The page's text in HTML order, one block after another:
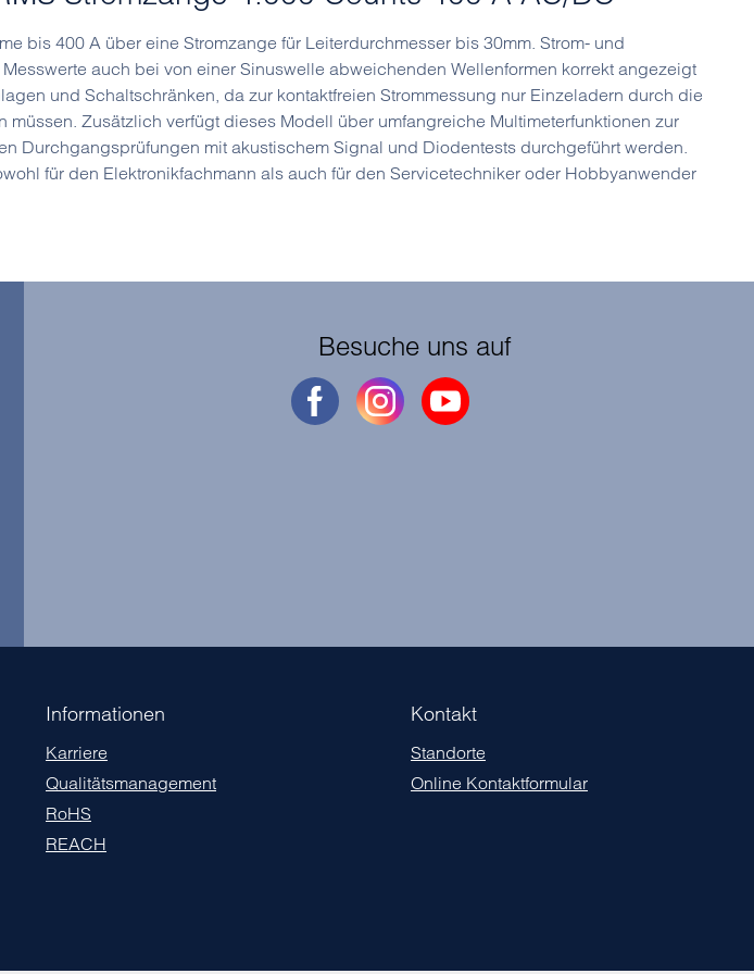
bis 400 A über eine Stromzange für Leiterdurchmesser bis 30mm. Strom- und
auch bei von einer Sinuswelle abweichenden Wellenformen korrekt angezeigt
und Schaltschränken, da zur kontaktfreien Strommessung nur Einzeladern durch die
Zusätzlich verfügt dieses Modell über umfangreiche Multimeterfunktionen zur
Durchgangsprüfungen mit akustischem Signal und Diodentests durchgeführt werden.
für den Elektronikfachmann als auch für den Servicetechniker oder Hobbyanwender
Besuche uns auf
Informationen
Karriere
Qualitätsmanagement
RoHS
REACH
Kontakt
Standorte
Online Kontaktformular